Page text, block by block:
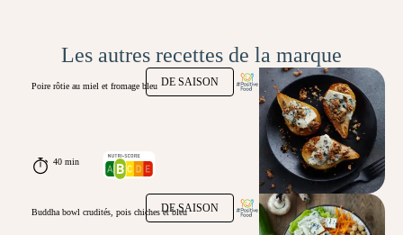
Les autres recettes de la marque
DE SAISON
Poire rôtie au miel et fromage bleu
40 min
DE SAISON
Buddha bowl crudités, pois chiches et bleu